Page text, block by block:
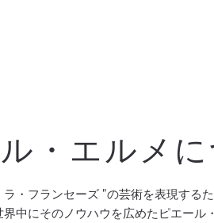
・エルメ
・フランセーズ "の芸術を表現する
中にそのノウハウを広めたピエール